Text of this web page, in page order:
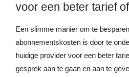
voor een beter tarief
Een slimme manier om te
abonnementskosten is door te
huidige provider voor een beter
gesprek aan te gaan en aan te